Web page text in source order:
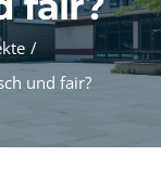
/
und fair?